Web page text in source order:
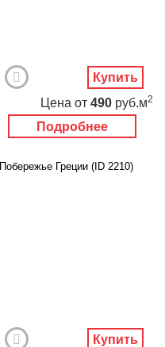
Подробнее
Цена от 490 руб.м2
Купить
Побережье Греции (ID 2210)
Купить